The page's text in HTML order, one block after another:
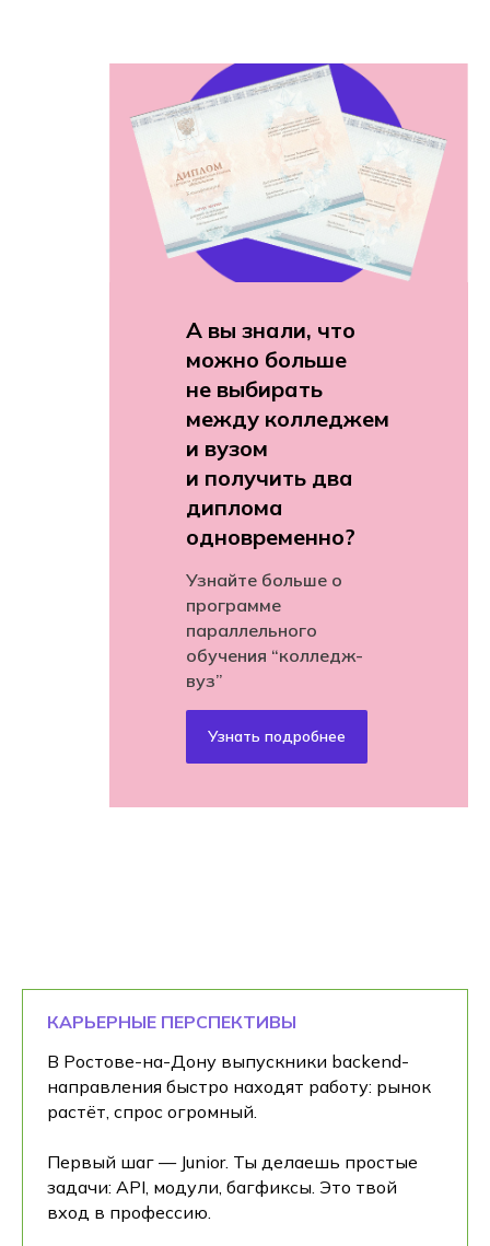
А вы знали, что
можно больше
не выбирать
между колледжем
и вузом
и получить два
диплома
одновременно?
Узнайте больше о
программе
параллельного
обучения “колледж-
вуз”
Узнать подробнее
КАРЬЕРНЫЕ ПЕРСПЕКТИВЫ
В Ростове-на-Дону выпускники backend-
направления быстро находят работу: рынок
растёт, спрос огромный.
Первый шаг — Junior. Ты делаешь простые
задачи: API, модули, багфиксы. Это твой
вход в профессию.